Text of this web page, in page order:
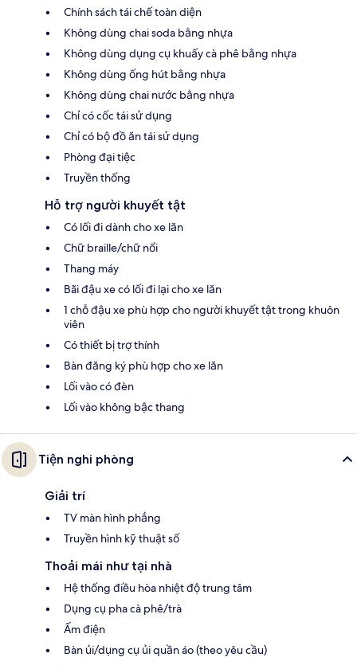
Chính sách tái chế toàn diện
Không dùng chai soda bằng nhựa
Không dùng dụng cụ khuấy cà phê bằng nhựa
Không dùng ống hút bằng nhựa
Không dùng chai nước bằng nhựa
Chỉ có cốc tái sử dụng
Chỉ có bộ đồ ăn tái sử dụng
Phòng đại tiệc
Truyền thống
Hỗ trợ người khuyết tật
Có lối đi dành cho xe lăn
Chữ braille/chữ nổi
Thang máy
Bãi đậu xe có lối đi lại cho xe lăn
1 chỗ đậu xe phù hợp cho người khuyết tật trong khuôn
viên
Có thiết bị trợ thính
Bàn đăng ký phù hợp cho xe lăn
Lối vào có đèn
Lối vào không bậc thang
Tiện nghi phòng
Giải trí
TV màn hình phẳng
Truyền hình kỹ thuật số
Thoải mái như tại nhà
Hệ thống điều hòa nhiệt độ trung tâm
Dụng cụ pha cà phê/trà
Ấm điện
Bàn ủi/dụng cụ ủi quần áo (theo yêu cầu)